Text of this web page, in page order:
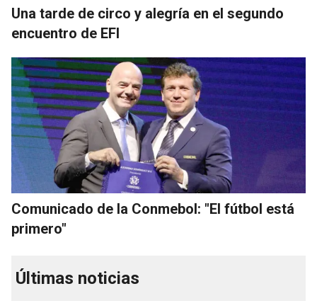
Una tarde de circo y alegría en el segundo
encuentro de EFI
Comunicado de la Conmebol: "El fútbol está
primero"
Últimas noticias